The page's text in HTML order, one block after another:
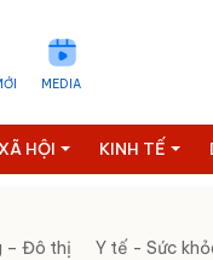
MEDIA
XÃ HỘI KINH TẾ
– Đô thị Y tế - Sức